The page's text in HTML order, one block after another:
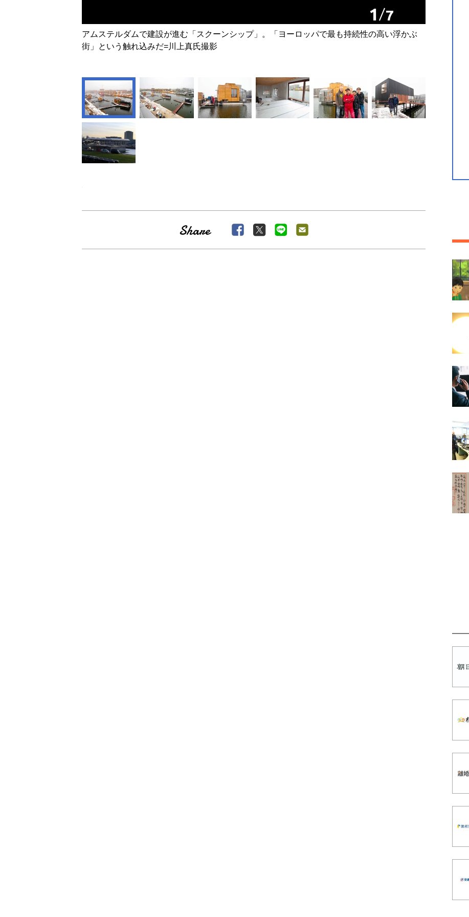
アムステルダムで建設が進む「スクーンシップ」。「ヨーロッパで最も持続性の高い浮かぶ
街」という触れ込みだ=川上真氏撮影
1 7